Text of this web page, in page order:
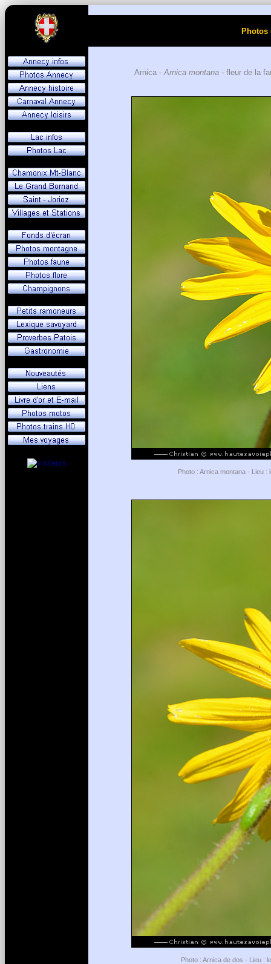
Arnica -Arnica montana- fleur de la
Photo : Arnica montana - Lieu
Photo : Arnica de dos - Lieu :